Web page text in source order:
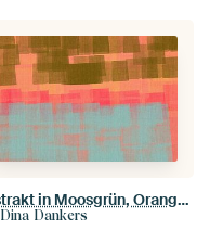
Abstrakt in Moosgrün, Orange, Rosa und Hellblau.
Dina Dankers